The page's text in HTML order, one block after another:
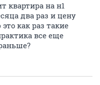
квартира на н1
два раз и цену
как раз такие
все еще